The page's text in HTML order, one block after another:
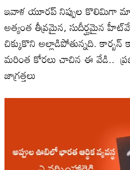
ఇవాళ యూరప్ నిప్పుల కొలిమిగా
అత్యంత తీవ్రమైన, సుదీర్ఘమైన
చిక్కుకొని అల్లాడిపోతున్నది.
మరింత కోరలు చాచిన ఈ వేడి..
జాగ్రత్తలు